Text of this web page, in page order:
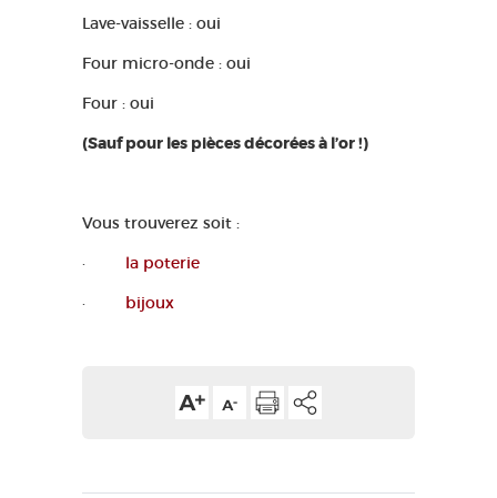
Lave-vaisselle : oui
Four micro-onde : oui
Four : oui
(Sauf pour les pièces décorées à l’or !)
Vous trouverez soit :
· la poterie
· bijoux